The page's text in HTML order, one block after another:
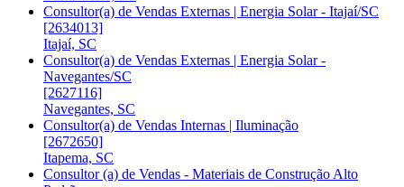
Consultor(a) de Vendas Externas | Energia Solar - Itajaí/SC
[2634013]
Itajaí, SC
Consultor(a) de Vendas Externas | Energia Solar -
Navegantes/SC
[2627116]
Navegantes, SC
Consultor(a) de Vendas Internas | Iluminação
[2672650]
Itapema, SC
Consultor (a) de Vendas - Materiais de Construção Alto